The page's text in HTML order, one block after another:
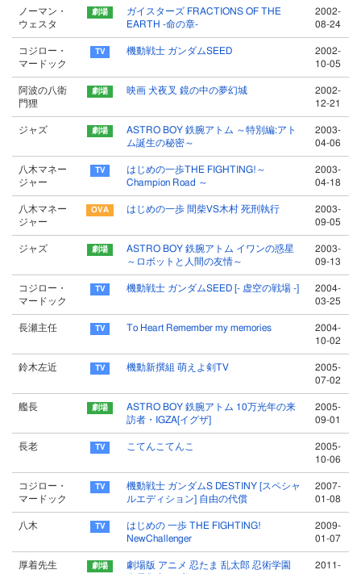
ノーマン・
ウェスタ
ガイスターズ FRACTIONS OF THE
EARTH -命の章-
2002-
08-24
コジロー・
マードック
機動戦士 ガンダムSEED
2002-
10-05
阿波の八衛
門狸
映画 犬夜叉 鏡の中の夢幻城
2002-
12-21
ジャズ
ASTRO BOY 鉄腕アトム ～特別編:アト
ム誕生の秘密～
2003-
04-06
八木マネー
ジャー
はじめの一歩THE FIGHTING!～
Champion Road ～
2003-
04-18
八木マネー
ジャー
はじめの一歩 間柴VS木村 死刑執行
2003-
09-05
ジャズ
ASTRO BOY 鉄腕アトム イワンの惑星
～ロボットと人間の友情～
2003-
09-13
コジロー・
マードック
機動戦士 ガンダムSEED [- 虚空の戦場 -]
2004-
03-25
長瀬主任 To Heart Remember my memories
2004-
10-02
鈴木左近 機動新撰組 萌えよ剣TV
2005-
07-02
艦長
ASTRO BOY 鉄腕アトム 10万光年の来
訪者・IGZA[イグザ]
2005-
09-01
長老 こてんこてんこ
2005-
10-06
コジロー・
マードック
機動戦士 ガンダムS DESTINY [スペシャ
ルエディション] 自由の代償
2007-
01-08
八木
はじめの 一歩 THE FIGHTING!
NewChallenger
2009-
01-07
厚着先生
劇場版 アニメ 忍たま 乱太郎 忍術学園
2011-